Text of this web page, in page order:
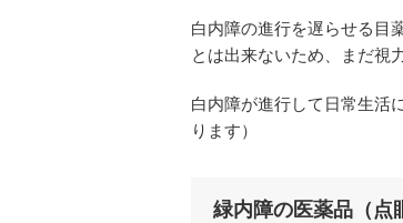
白内障の進行を遅らせる目
とは出来ないため、まだ視
白内障が進行して日常生活
ります）
緑内障の医薬品（点